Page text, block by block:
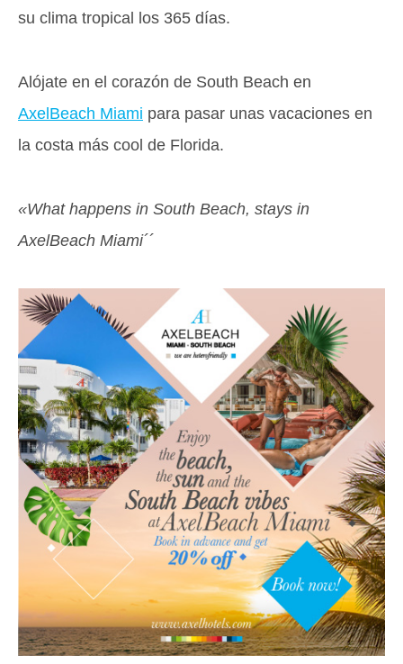
su clima tropical los 365 días.
Alójate en el corazón de South Beach en
AxelBeach Miami para pasar unas vacaciones en
la costa más cool de Florida.
«What happens in South Beach, stays in
AxelBeach Miami´´